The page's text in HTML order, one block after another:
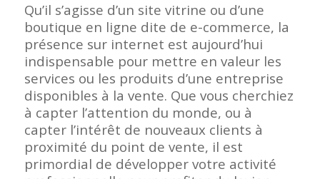
Qu’il s’agisse d’un site vitrine ou d’une
boutique en ligne dite de e-commerce, la
présence sur internet est aujourd’hui
indispensable pour mettre en valeur les
services ou les produits d’une entreprise
disponibles à la vente. Que vous cherchiez
à capter l’attention du monde, ou à
capter l’intérêt de nouveaux clients à
proximité du point de vente, il est
primordial de développer votre activité